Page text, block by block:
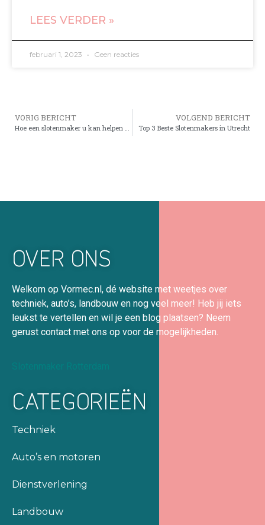
LEES VERDER »
februari 1, 2023 Geen reacties
VORIG BERICHT VOLGEND BERICHT
Top 3 Beste Slotenmakers in Utrecht
OVER ONS
Welkom op Vormec.nl, dé website met weetjes over
techniek, auto’s, landbouw en nog veel meer! Heb jij iets
leukst te vertellen en wil je een blog plaatsen? Neem
gerust contact met ons op voor de mogelijkheden.
CATEGORIEËN
Techniek
Auto’s en motoren
Dienstverlening
Landbouw